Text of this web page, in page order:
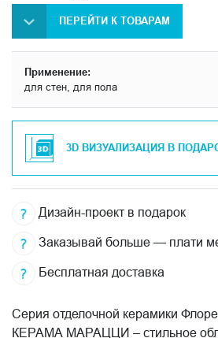
ПЕРЕЙТИ К ТОВАРАМ
Применение:
для стен, для пола
3D ВИЗУАЛИЗАЦИЯ В
Дизайн-проект в подарок
Заказывай больше — плати
Бесплатная доставка
Серия отделочной керамики
КЕРАМА МАРАЦЦИ – стильное